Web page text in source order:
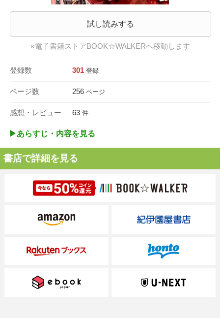
試し読みする
※電子書籍ストアBOOK☆WALKERへ移動します
登録数 301 登録
ページ数 256 ページ
感想・レビュー 63 件
▶︎あらすじ・内容を見る
書店で詳細を見る